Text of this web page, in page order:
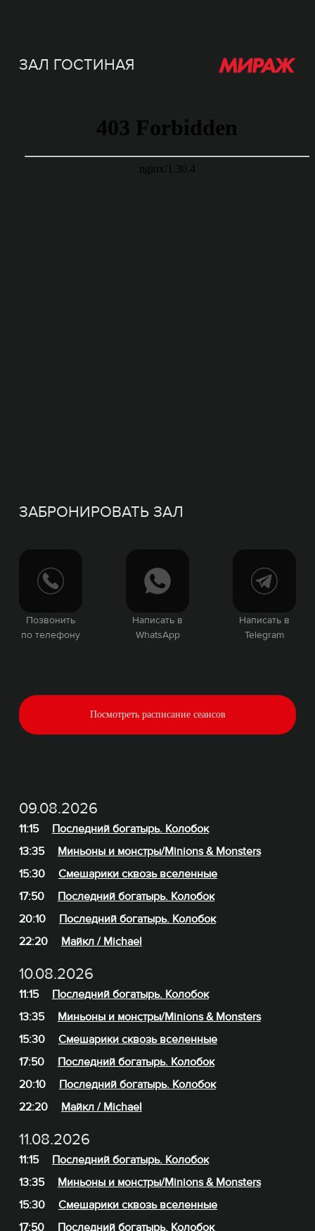
ЗАЛ ГОСТИНАЯ
ЗАБРОНИРОВАТЬ ЗАЛ
Позвонить
по телефону
Написать в
WhatsApp
Написать в
Telegram
Посмотреть расписание сеансов
09.08.2026
11:15
Последний богатырь. Колобок
13:35
Миньоны и монстры/Minions & Monsters
15:30
Смешарики сквозь вселенные
17:50
Последний богатырь. Колобок
20:10
Последний богатырь. Колобок
22:20
Майкл / Michael
10.08.2026
11:15
Последний богатырь. Колобок
13:35
Миньоны и монстры/Minions & Monsters
15:30
Смешарики сквозь вселенные
17:50
Последний богатырь. Колобок
20:10
Последний богатырь. Колобок
22:20
Майкл / Michael
11.08.2026
11:15
Последний богатырь. Колобок
13:35
Миньоны и монстры/Minions & Monsters
15:30
Смешарики сквозь вселенные
17:50
Последний богатырь. Колобок